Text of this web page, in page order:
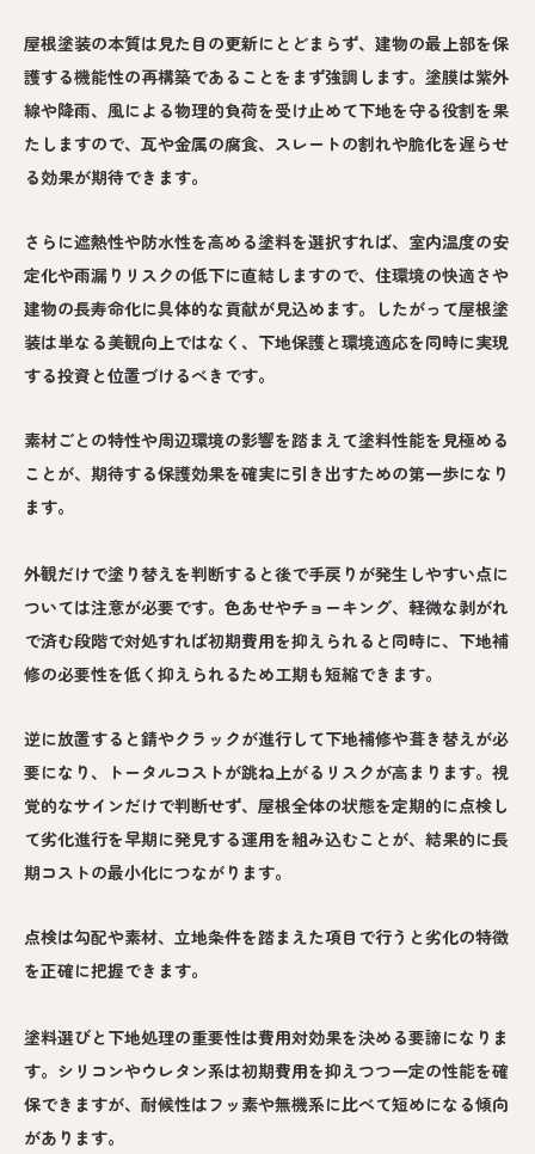
屋根塗装の本質は見た目の更新にとどまらず、建物の最上部を保
護する機能性の再構築であることをまず強調します。塗膜は紫外
線や降雨、風による物理的負荷を受け止めて下地を守る役割を果
たしますので、瓦や金属の腐食、スレートの割れや脆化を遅らせ
る効果が期待できます。
さらに遮熱性や防水性を高める塗料を選択すれば、室内温度の安
定化や雨漏りリスクの低下に直結しますので、住環境の快適さや
建物の長寿命化に具体的な貢献が見込めます。したがって屋根塗
装は単なる美観向上ではなく、下地保護と環境適応を同時に実現
する投資と位置づけるべきです。
素材ごとの特性や周辺環境の影響を踏まえて塗料性能を見極める
ことが、期待する保護効果を確実に引き出すための第一歩になり
ます。
外観だけで塗り替えを判断すると後で手戻りが発生しやすい点に
ついては注意が必要です。色あせやチョーキング、軽微な剥がれ
で済む段階で対処すれば初期費用を抑えられると同時に、下地補
修の必要性を低く抑えられるため工期も短縮できます。
逆に放置すると錆やクラックが進行して下地補修や葺き替えが必
要になり、トータルコストが跳ね上がるリスクが高まります。視
覚的なサインだけで判断せず、屋根全体の状態を定期的に点検し
て劣化進行を早期に発見する運用を組み込むことが、結果的に長
期コストの最小化につながります。
点検は勾配や素材、立地条件を踏まえた項目で行うと劣化の特徴
を正確に把握できます。
塗料選びと下地処理の重要性は費用対効果を決める要諦になりま
す。シリコンやウレタン系は初期費用を抑えつつ一定の性能を確
保できますが、耐候性はフッ素や無機系に比べて短めになる傾向
があります。